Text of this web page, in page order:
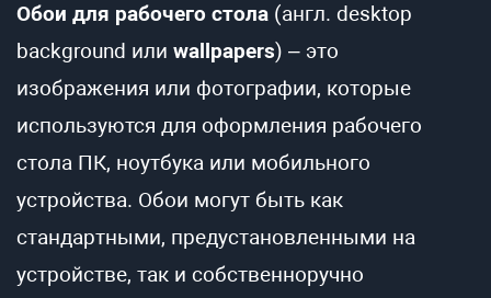
Обои для рабочего стола (англ. desktop
background или wallpapers) – это
изображения или фотографии, которые
используются для оформления рабочего
стола ПК, ноутбука или мобильного
устройства. Обои могут быть как
стандартными, предустановленными на
устройстве, так и собственноручно